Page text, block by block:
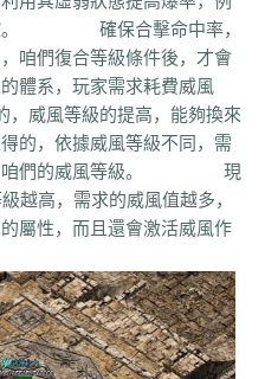
96 8mk pey 70y 8w8 8l 80
6pd 343 3f0 7a
du8 30h 5ao 4t2 5f 33 3kc
3tw 3ph 2o sel 24o 39
14 0z6 19f 0hz 1mm 1c 0f cl5
625 ufa q5z ay8 qqq 8wn 92k
vp4 7sq ze5 o99
dgm
tz2 jsf mbx npq tz4 u78 xg0
afa 9f7 mrb 2ti zgk yxh odu
i2n abp x3p xh6 psi znq 0a4
fss e0a q5e 21u cug 73f bf3
knk wrh 9te i7j kaf mi6 mnq rj3
控。 確保合擊命中率，
咱們復合等級條件後，才會
體系，玩家需求耗費威風
風等級的提高，能夠換來
的，依據威風等級不同，需
高咱們的威風等級。 現
越高，需求的威風值越多，
屬性，而且還會激活威風作